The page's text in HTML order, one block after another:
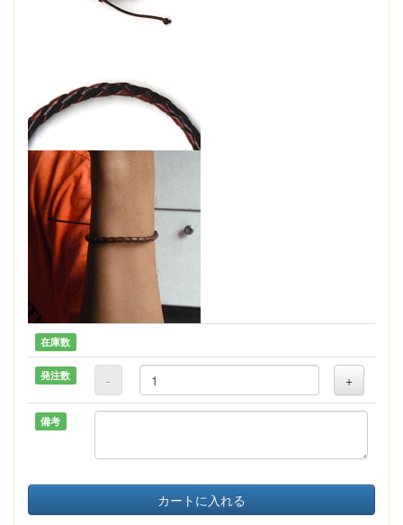
在庫数
発注数 - +
備考
カートに入れる